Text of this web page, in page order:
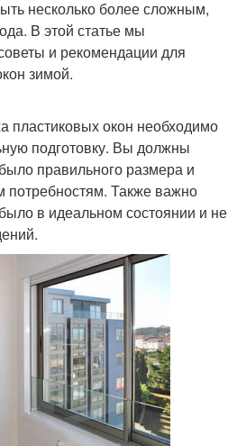
несколько более сложным,
В этой статье мы
и рекомендации для
зимой.
пластиковых окон необходимо
подготовку. Вы должны
правильного размера и
потребностям. Также важно
в идеальном состоянии и не